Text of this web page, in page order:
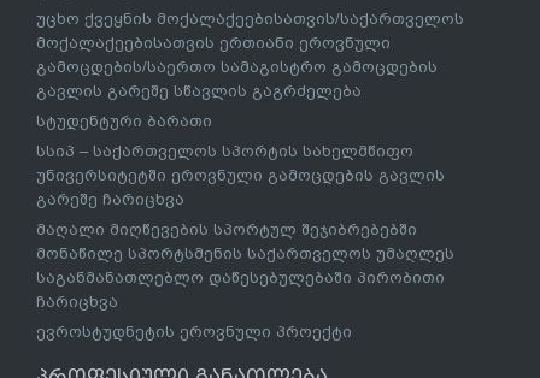
უცხო ქვეყნის მოქალაქეებისათვის/საქართველოს
მოქალაქეებისათვის ერთიანი ეროვნული
გამოცდების/საერთო სამაგისტრო გამოცდების
გავლის გარეშე სწავლის გაგრძელება
სტუდენტური ბარათი
სსიპ – საქართველოს სპორტის სახელმწიფო
უნივერსიტეტში ეროვნული გამოცდების გავლის
გარეშე ჩარიცხვა
მაღალი მიღწევების სპორტულ შეჯიბრებებში
მონაწილე სპორტსმენის საქართველოს უმაღლეს
საგანმანათლებლო დაწესებულებაში პირობითი
ჩარიცხვა
ევროსტუდნეტის ეროვნული პროექტი